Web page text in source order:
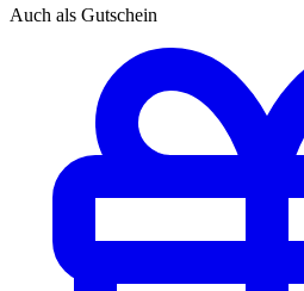
Auch als Gutschein